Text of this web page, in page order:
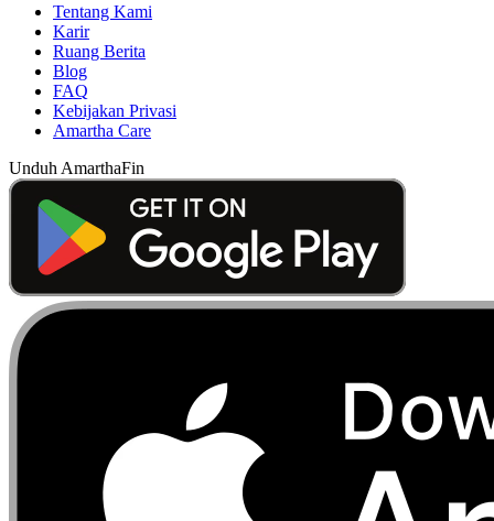
Tentang Kami
Karir
Ruang Berita
Blog
FAQ
Kebijakan Privasi
Amartha Care
Unduh AmarthaFin